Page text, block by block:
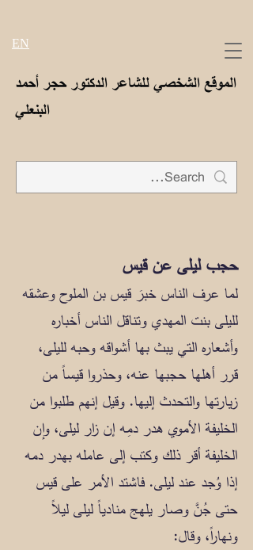
الموقع الشخصي للشاعر الدكتور حجر أحمد
البنعلي
EN
حجب ليلى عن قيس
لما عرف الناس خبرَ قيس بن الملوح وعشقه
لليلى بنت المهدي وتناقل الناس أخباره
وأشعاره التي يبث بها أشواقه وحبه لليلى،
قرر أهلها حجبها عنه، وحذروا قيساً من
زيارتها والتحدث إليها. وقيل إنهم طلبوا من
الخليفة الأموي هدر دمِه إن زار ليلى، وإن
الخليفة أقر ذلك وكتب إلى عامله بهدر دمه
إذا وُجد عند ليلى. فاشتد الأمر على قيس
حتى جُنَّ وصار يلهج منادياً ليلى ليلاً
ونهاراً، وقال: